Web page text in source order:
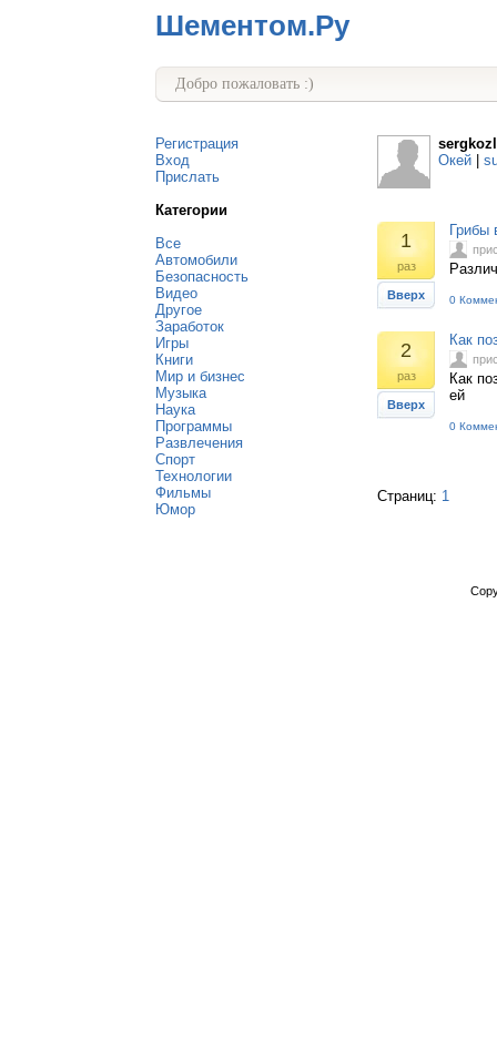
Шементом.Ру
Добро пожаловать :)
Регистрация
Вход
Прислать
Категории
Все
Автомобили
Безопасность
Видео
Другое
Заработок
Игры
Книги
Мир и бизнес
Музыка
Наука
Программы
Развлечения
Спорт
Технологии
Фильмы
Юмор
Окей
1
раз
Вверх
Грибы
0
2
раз
Вверх
Как
Как
ей
0
Страниц: 1